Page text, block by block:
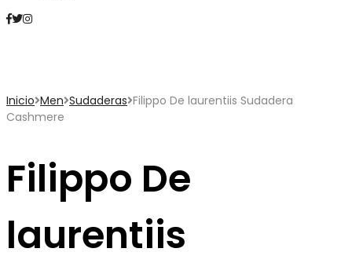
Inicio Men Sudaderas Filippo De laurentiis Sudadera
Cashmere
Filippo De
laurentiis